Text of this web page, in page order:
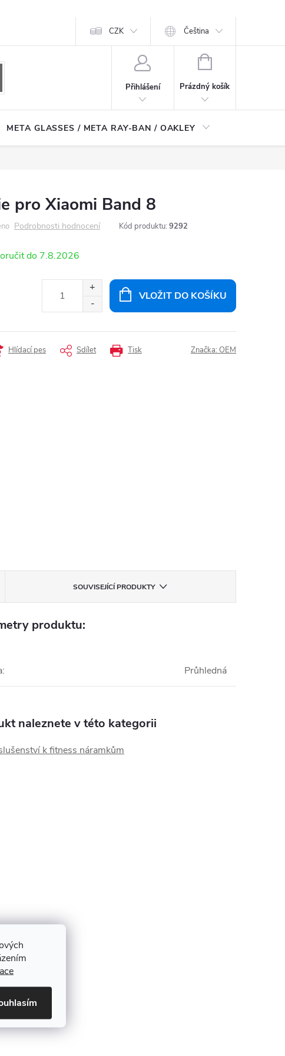
CZK Čeština
Přihlášení
NÁKUPNÍ
Prázdný košík
META GLASSES / META RAY-BAN / OAKLEY
pro Xiaomi Band 8
Podrobnosti hodnocení Kód produktu: 9292
7.8.2026
VLOŽIT DO KOŠÍKU
Tisk
Hlídací pes Sdílet Značka: OEM
SOUVISEJÍCÍ PRODUKTY
produktu:
: Průhledná
naleznete v této kategorii
k fitness náramkům